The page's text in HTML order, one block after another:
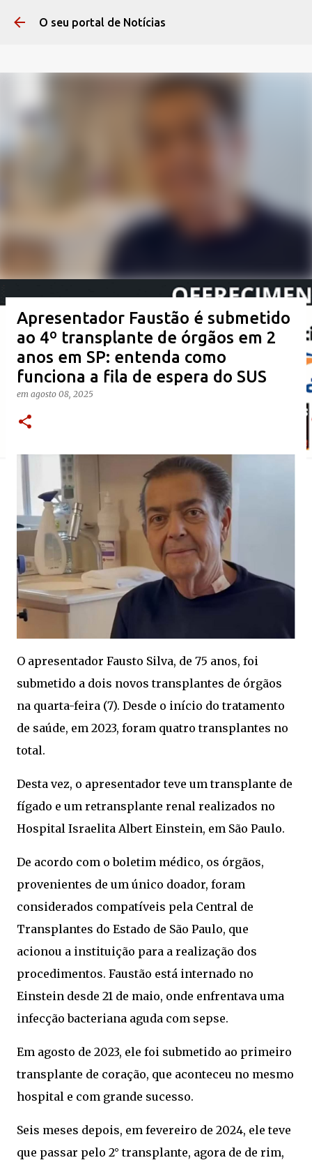
O seu portal de Notícias
Apresentador Faustão é submetido
ao 4º transplante de órgãos em 2
anos em SP: entenda como
funciona a fila de espera do SUS
em agosto 08, 2025
O apresentador Fausto Silva, de 75 anos, foi
submetido a dois novos transplantes de órgãos
na quarta-feira (7). Desde o início do tratamento
de saúde, em 2023, foram quatro transplantes no
total.
Desta vez, o apresentador teve um transplante de
fígado e um retransplante renal realizados no
Hospital Israelita Albert Einstein, em São Paulo.
De acordo com o boletim médico, os órgãos,
provenientes de um único doador, foram
considerados compatíveis pela Central de
Transplantes do Estado de São Paulo, que
acionou a instituição para a realização dos
procedimentos. Faustão está internado no
Einstein desde 21 de maio, onde enfrentava uma
infecção bacteriana aguda com sepse.
Em agosto de 2023, ele foi submetido ao primeiro
transplante de coração, que aconteceu no mesmo
hospital e com grande sucesso.
Seis meses depois, em fevereiro de 2024, ele teve
que passar pelo 2° transplante, agora de de rim,